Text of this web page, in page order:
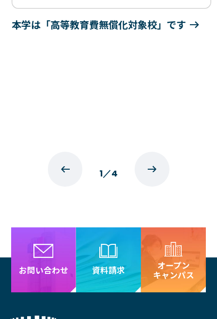
本学は「高等教育費無償化対象校」です
1／4
お問い合わせ 資料請求
オープン
キャンパス